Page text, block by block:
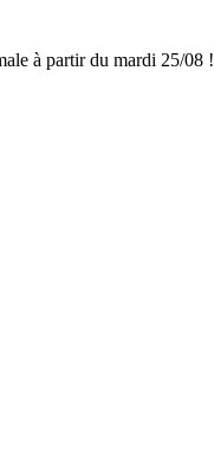
à partir du mardi 25/08 !